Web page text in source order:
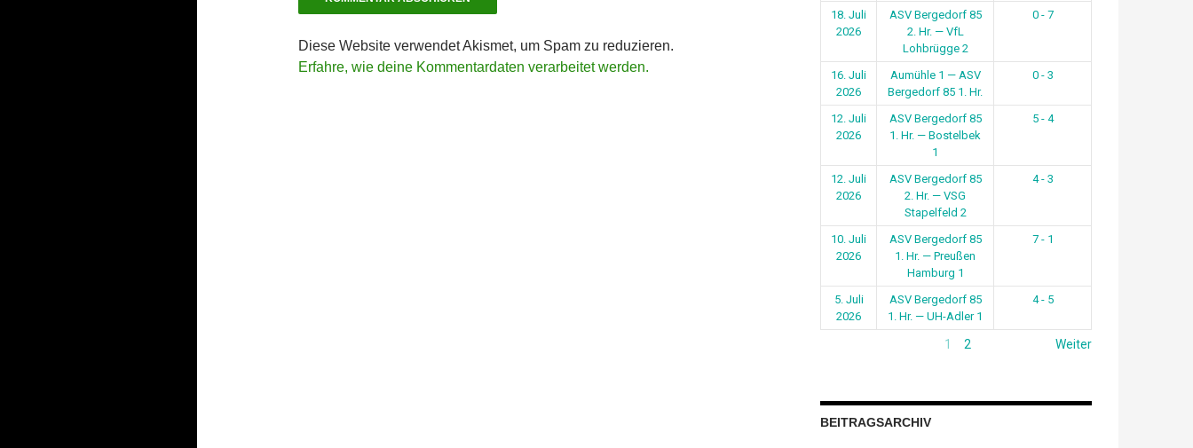
Diese Website verwendet Akismet, um Spam zu reduzieren.
Erfahre, wie deine Kommentardaten verarbeitet werden.
18. Juli
2026
ASV Bergedorf 85
2. Hr. — VfL
Lohbrügge 2
0 - 7
16. Juli
2026
Aumühle 1 — ASV
Bergedorf 85 1. Hr.
0 - 3
12. Juli
2026
ASV Bergedorf 85
1. Hr. — Bostelbek
1
5 - 4
12. Juli
2026
ASV Bergedorf 85
2. Hr. — VSG
Stapelfeld 2
4 - 3
10. Juli
2026
ASV Bergedorf 85
1. Hr. — Preußen
Hamburg 1
7 - 1
5. Juli
2026
ASV Bergedorf 85
1. Hr. — UH-Adler 1
4 - 5
1 2 Weiter
BEITRAGSARCHIV